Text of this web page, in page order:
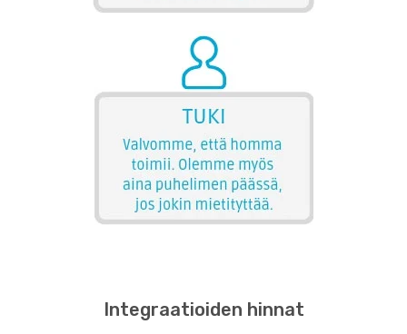
Integraatioiden hinnat